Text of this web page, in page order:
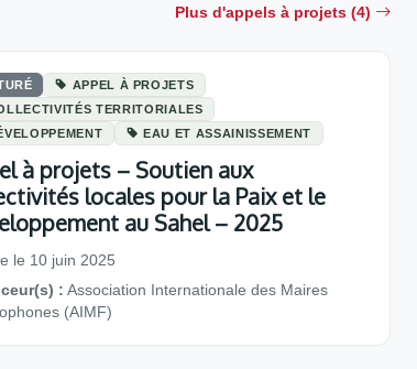
Plus d'appels à projets (4)
APPEL À PROJETS
TERRITORIALES
EAU ET ASSAINISSEMENT
à projets – Soutien aux
locales pour la Paix et le
au Sahel – 2025
le 10 juin 2025
: Association Internationale des Maires
(AIMF)